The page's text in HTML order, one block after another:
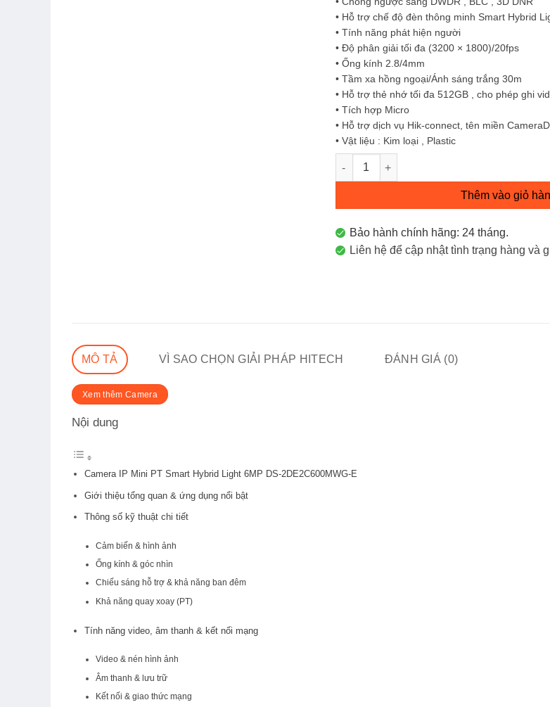
• Hỗ trợ chế độ đèn thông minh Smart Hybrid
• Tính năng phát hiện người
• Độ phân giải tối đa (3200 × 1800)/20fps
• Ống kính 2.8/4mm
• Tầm xa hồng ngoại/Ánh sáng trắng 30m
• Hỗ trợ thẻ nhớ tối đa 512GB , cho phép ghi
• Tích hợp Micro
• Hỗ trợ dịch vụ Hik-connect, tên miền
• Vật liệu : Kim loại , Plastic
Camera IP Mini PT Smart Hybird Light 6MP
Thêm vào giỏ
Bảo hành chính hãng: 24 tháng.
Liên hệ để cập nhật tình trạng hàng và
MÔ TẢ VÌ SAO CHỌN GIẢI PHÁP HITECH ĐÁNH GIÁ (0)
Xem thêm Camera
Nội dung
Camera IP Mini PT Smart Hybrid Light 6MP DS-2DE2C600MWG-E
Giới thiệu tổng quan & ứng dụng nổi bật
Thông số kỹ thuật chi tiết
Cảm biến & hình ảnh
Ống kính & góc nhìn
Chiếu sáng hỗ trợ & khả năng ban đêm
Khả năng quay xoay (PT)
Tính năng video, âm thanh & kết nối mạng
Video & nén hình ảnh
Âm thanh & lưu trữ
Kết nối & giao thức mạng